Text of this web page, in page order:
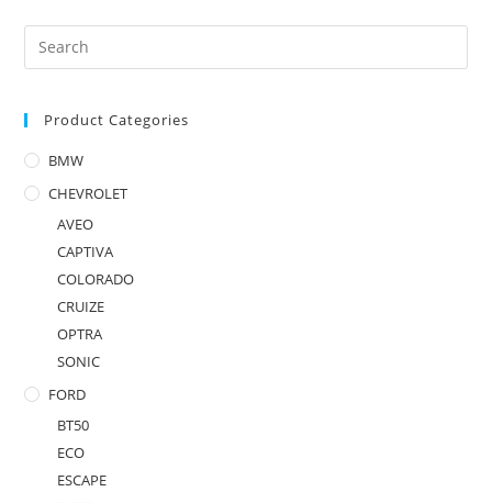
Product Categories
BMW
CHEVROLET
AVEO
CAPTIVA
COLORADO
CRUIZE
OPTRA
SONIC
FORD
BT50
ECO
ESCAPE